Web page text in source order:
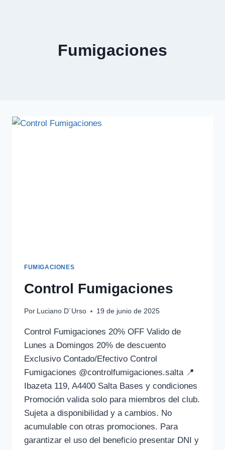
Fumigaciones
FUMIGACIONES
Control Fumigaciones
Por Luciano D´Urso 19 de junio de 2025
Control Fumigaciones 20% OFF Valido de
Lunes a Domingos 20% de descuento
Exclusivo Contado/Efectivo Control
Fumigaciones @controlfumigaciones.salta 📍
Ibazeta 119, A4400 Salta Bases y condiciones
Promoción valida solo para miembros del club.
Sujeta a disponibilidad y a cambios. No
acumulable con otras promociones. Para
garantizar el uso del beneficio presentar DNI y